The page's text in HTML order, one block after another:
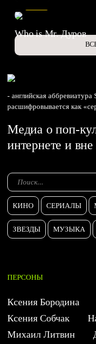
Who is Mr. Дуров
- английская аббревиатура
расшифровывается как
Медиа о поп-
интернете и вне
КИНО СЕРИАЛЫ
ЗВЕЗДЫ МУЗЫКА
ПЕРСОНЫ
Ксения Бородина
Ксения Собчак
Михаил Литвин